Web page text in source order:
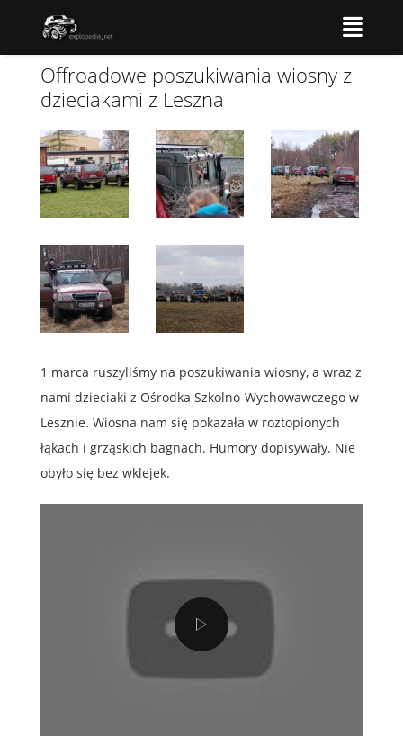
Offroadowe poszukiwania wiosny z
dzieciakami z Leszna
1 marca ruszyliśmy na poszukiwania wiosny, a wraz z
nami dzieciaki z Ośrodka Szkolno-Wychowawczego w
Lesznie. Wiosna nam się pokazała w roztopionych
łąkach i grząskich bagnach. Humory dopisywały. Nie
obyło się bez wklejek.